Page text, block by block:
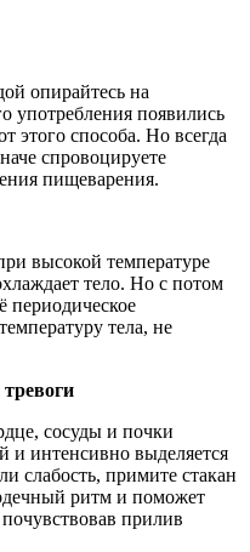
опирайтесь на
употребления появились
этого способа. Но всегда
спровоцируете
пищеварения.
высокой температуре
тело. Но с потом
периодическое
тела, не
сосуды и почки
и интенсивно выделяется
слабость, примите стакан
ритм и поможет
прилив